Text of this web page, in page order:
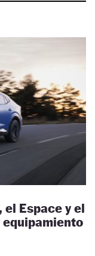
Espace y el
equipamiento